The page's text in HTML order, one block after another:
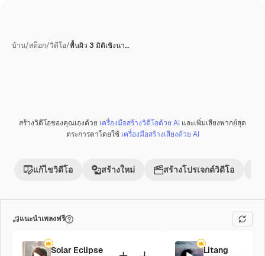
บ้าน/สต็อก/วิดีโอ/พื้นผิว 3 มิติเชิงนา…
พรีเมี่ยม
สร้างวิดีโอของคุณเองด้วย เครื่องมือสร้างวิดีโอด้วย AI และเพิ่มเสียงพากย์สุด
ตระการตาโดยใช้ เครื่องมือสร้างเสียงด้วย AI
แก้ไขวิดีโอ สร้างใหม่ สร้างโปรเจกต์วิดีโอ
แนะนำเพลงฟรี
Solar Eclipse Litang